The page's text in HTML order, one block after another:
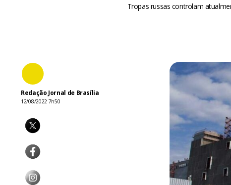
Tropas russas controlam
Redação Jornal de Brasília
12/08/2022 7h50